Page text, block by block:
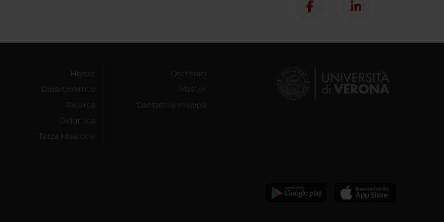
Home
Dipartimento
Ricerca
Didattica
Terza Missione
Dottorati
Master
Contatti e mappa